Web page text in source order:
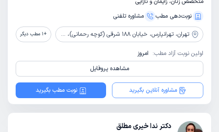
نوبت‌دهی مطب
مشاوره‌ تلفنی
تهران،تهرانپارس، خیابان 188 شرقی (کوچه رحمانی)، ساختمان پزشکان خاطره، طبقه بالای داروخانه دکتر رحیمی +
1 مطب دیگر
اولین نوبت آزاد مطب: امروز
مشاهده پروفایل
مشاوره آنلاین بگیرید نوبت مطب بگیرید
دکتر ندا خیری مطلق